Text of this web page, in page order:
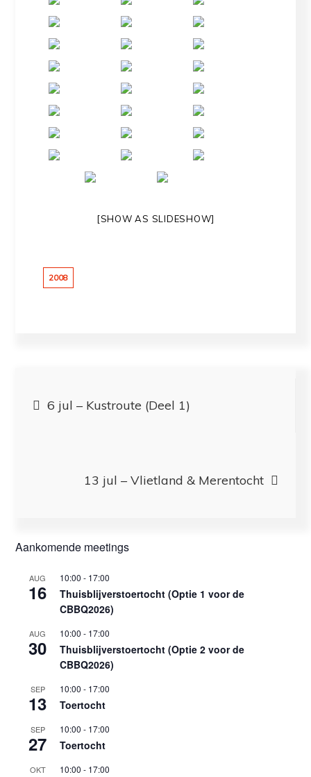
[SHOW AS SLIDESHOW]
2008
navigatie
6 jul – Kustroute (Deel 1)
13 jul – Vlietland & Merentocht
Aankomende meetings
AUG
16
10:00 - 17:00
Thuisblijverstoertocht (Optie 1 voor de
CBBQ2026)
AUG
30
10:00 - 17:00
Thuisblijverstoertocht (Optie 2 voor de
CBBQ2026)
SEP
13
10:00 - 17:00
Toertocht
SEP
27
10:00 - 17:00
Toertocht
OKT 10:00 - 17:00